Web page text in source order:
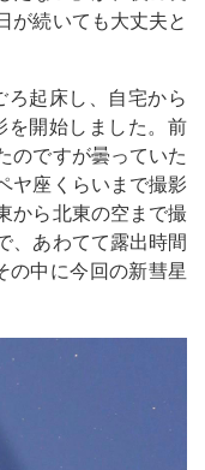
が続いても大丈夫と
起床し、自宅から
開始しました。前
のですが曇っていた
ヤ座くらいまで撮影
から北東の空まで撮
、あわてて露出時間
の中に今回の新彗星